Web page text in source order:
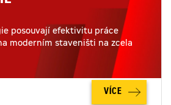
posouvají efektivitu práce
moderním staveništi na zcela
VÍCE